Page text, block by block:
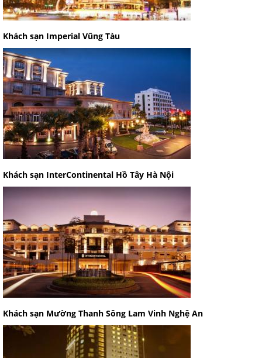
Khách sạn Imperial Vũng Tàu
Khách sạn InterContinental Hồ Tây Hà Nội
Khách sạn Mường Thanh Sông Lam Vinh Nghệ An